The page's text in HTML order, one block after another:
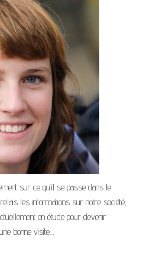
sur ce qu’il se passe dans le
les informations sur notre société,
en étude pour devenir
bonne visite…